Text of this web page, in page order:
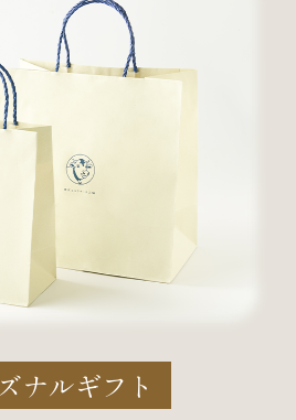
ナルギフト